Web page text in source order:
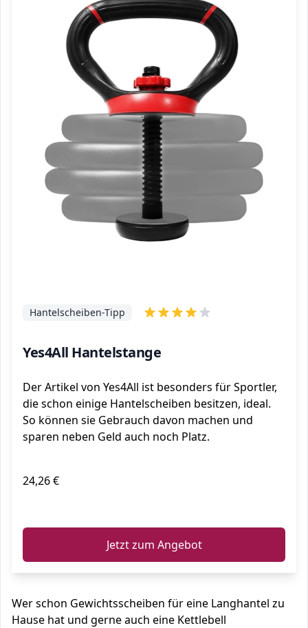
Yes4All Hantelstange
Hantelscheiben-Tipp
Der Artikel von Yes4All ist besonders für Sportler,
die schon einige Hantelscheiben besitzen, ideal.
So können sie Gebrauch davon machen und
sparen neben Geld auch noch Platz.
24,26 €
Jetzt zum Angebot
Wer schon Gewichtsscheiben für eine Langhantel zu
Hause hat und gerne auch eine Kettlebell